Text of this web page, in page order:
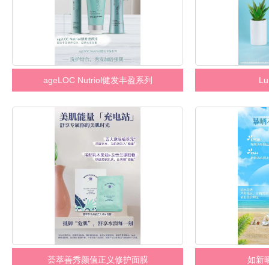
ageLOC Nutriol健发丰盈系列
荟萃善秀颜值正义修护面膜 如新